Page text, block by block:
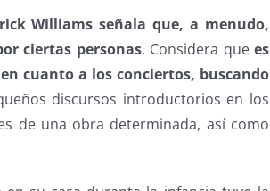
Williams señala que, a menudo,
ciertas personas. Considera que es
cuanto a los conciertos, buscando
discursos introductorios en los
de una obra determinada, así como